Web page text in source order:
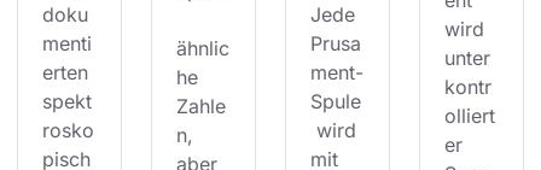
doku
menti
erten
spekt
rosko
pisch
ähnlic
he
Zahle
n,
aber
Jede
Prusa
ment-
Spule
wird
mit
wird
unter
kontr
olliert
er